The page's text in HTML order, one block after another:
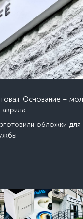
Основание –
обложки